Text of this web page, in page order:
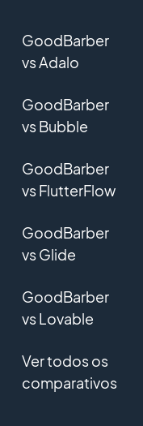
GoodBarber
vs Adalo
GoodBarber
vs Bubble
GoodBarber
vs FlutterFlow
GoodBarber
vs Glide
GoodBarber
vs Lovable
Ver todos os
comparativos